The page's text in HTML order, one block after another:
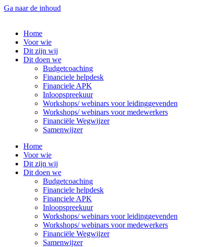
Ga naar de inhoud
Home
Voor wie
Dit zijn wij
Dit doen we
Budgetcoaching
Financiele helpdesk
Financiele APK
Inloopspreekuur
Workshops/ webinars voor leidinggevenden
Workshops/ webinars voor medewerkers
Financiële Wegwijzer
Samenwijzer
Home
Voor wie
Dit zijn wij
Dit doen we
Budgetcoaching
Financiele helpdesk
Financiele APK
Inloopspreekuur
Workshops/ webinars voor leidinggevenden
Workshops/ webinars voor medewerkers
Financiële Wegwijzer
Samenwijzer